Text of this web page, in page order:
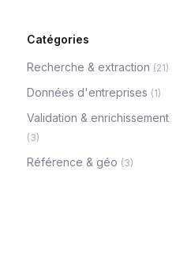
Catégories
Recherche & extraction (21)
Données d'entreprises (1)
Validation & enrichissement
(3)
Référence & géo (3)